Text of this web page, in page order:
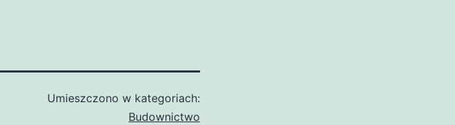
Umieszczono w kategoriach:
Budownictwo